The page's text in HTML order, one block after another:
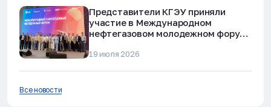
Представители КГЭУ приняли
участие в Международном
нефтегазовом молодежном форуме
19 июля 2026
Все новости